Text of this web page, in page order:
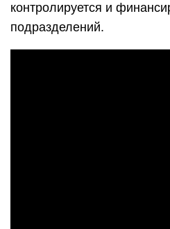
контролируется и
подразделений.